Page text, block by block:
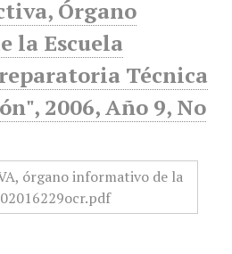
Órgano
la Escuela
Técnica
2006, Año 9, No